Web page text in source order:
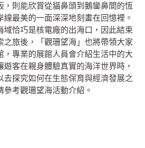
，則能欣賞從貓鼻頭到鵝鑾鼻間的恆
線最美的一面深深地刻畫在回憶裡。
域恰巧是核電廠的出海口，因此結束
之旅後，「觀珊望海」也將帶領大家
，專業的展館人員會介紹生活中的大
客在親身體驗真實的海洋世界時，
去探究如何在生態保育與經濟發展之
參考觀珊望海活動介紹。